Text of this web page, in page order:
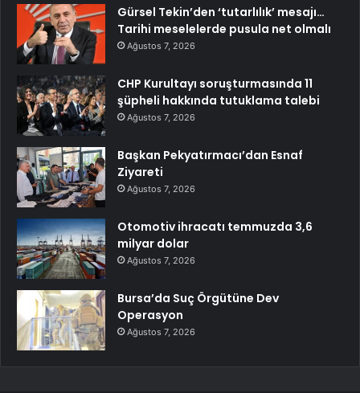
Gürsel Tekin’den ‘tutarlılık’ mesajı…
Tarihi meselelerde pusula net olmalı
Ağustos 7, 2026
CHP Kurultayı soruşturmasında 11
şüpheli hakkında tutuklama talebi
Ağustos 7, 2026
Başkan Pekyatırmacı’dan Esnaf
Ziyareti
Ağustos 7, 2026
Otomotiv ihracatı temmuzda 3,6
milyar dolar
Ağustos 7, 2026
Bursa’da Suç Örgütüne Dev
Operasyon
Ağustos 7, 2026